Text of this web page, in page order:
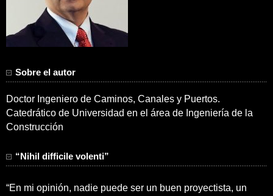
Sobre el autor
Doctor Ingeniero de Caminos, Canales y Puertos.
Catedrático de Universidad en el área de Ingeniería de la
Construcción
“Nihil difficile volenti”
“En mi opinión, nadie puede ser un buen proyectista, un